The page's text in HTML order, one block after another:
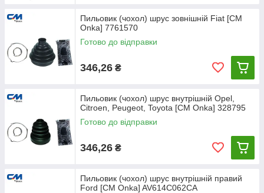
Пильовик (чохол) шрус зовнішній Fiat [СМ
Onka] 7761570
Готово до відправки
346,26 ₴
Пильовик (чохол) шрус внутрішній Opel,
Citroen, Peugeot, Toyota [CM Onka] 328795
Готово до відправки
346,26 ₴
Пильовик (чохол) шрус внутрішній правий
Ford [СМ Onka] AV614C062CA